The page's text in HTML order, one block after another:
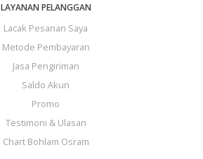
LAYANAN PELANGGAN
Lacak Pesanan Saya
Metode Pembayaran
Jasa Pengiriman
Saldo Akun
Promo
Testimoni & Ulasan
Chart Bohlam Osram